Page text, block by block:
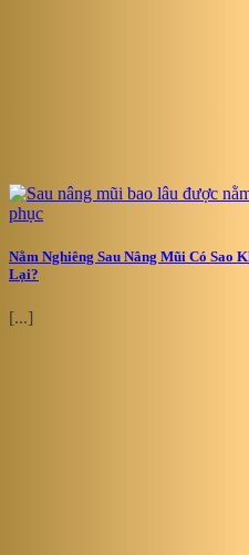
Nằm Nghiêng Sau Nâng Mũi Có Sao
Lại?
[...]